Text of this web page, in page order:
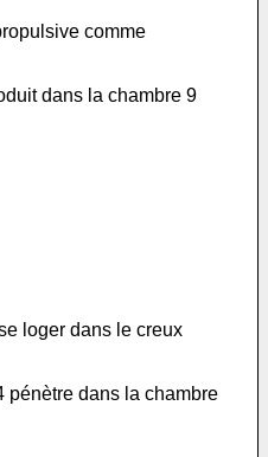
comme
dans la chambre 9
loger dans le creux
pénètre dans la chambre